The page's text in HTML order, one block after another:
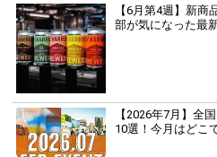
【6月第4週】新
部が気になった最
【2026年7月】全
10選！今月はどこ